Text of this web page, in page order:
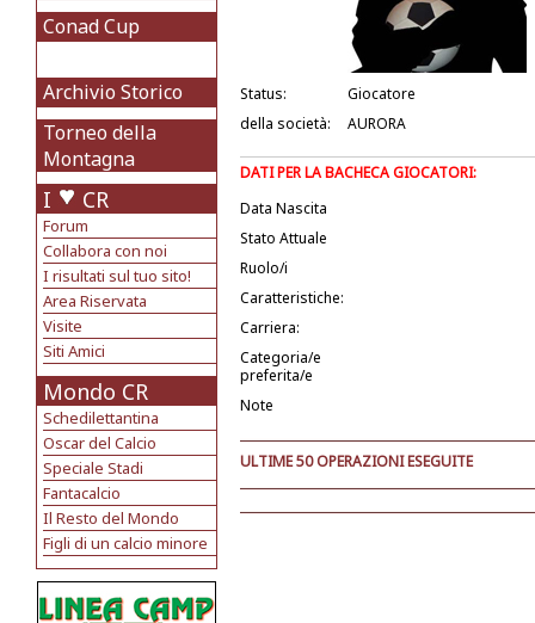
Conad Cup
Archivio Storico
Torneo della
Montagna
I CR
Forum
Collabora con noi
I risultati sul tuo sito!
Area Riservata
Visite
Siti Amici
Mondo CR
Schedilettantina
Oscar del Calcio
Speciale Stadi
Fantacalcio
Il Resto del Mondo
Figli di un calcio minore
Status:
Giocatore
della società:
AURORA
DATI PER LA BACHECA GIOCATORI:
Data Nascita
Stato Attuale
Ruolo/i
Caratteristiche:
Carriera:
Categoria/e
preferita/e
Note
ULTIME 50 OPERAZIONI ESEGUITE